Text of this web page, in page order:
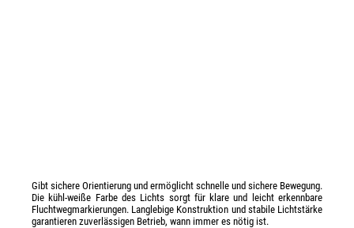
Gibt sichere Orientierung und ermöglicht schnelle und sichere Bewegung.
Die kühl-weiße Farbe des Lichts sorgt für klare und leicht erkennbare
Fluchtwegmarkierungen. Langlebige Konstruktion und stabile Lichtstärke
garantieren zuverlässigen Betrieb, wann immer es nötig ist.